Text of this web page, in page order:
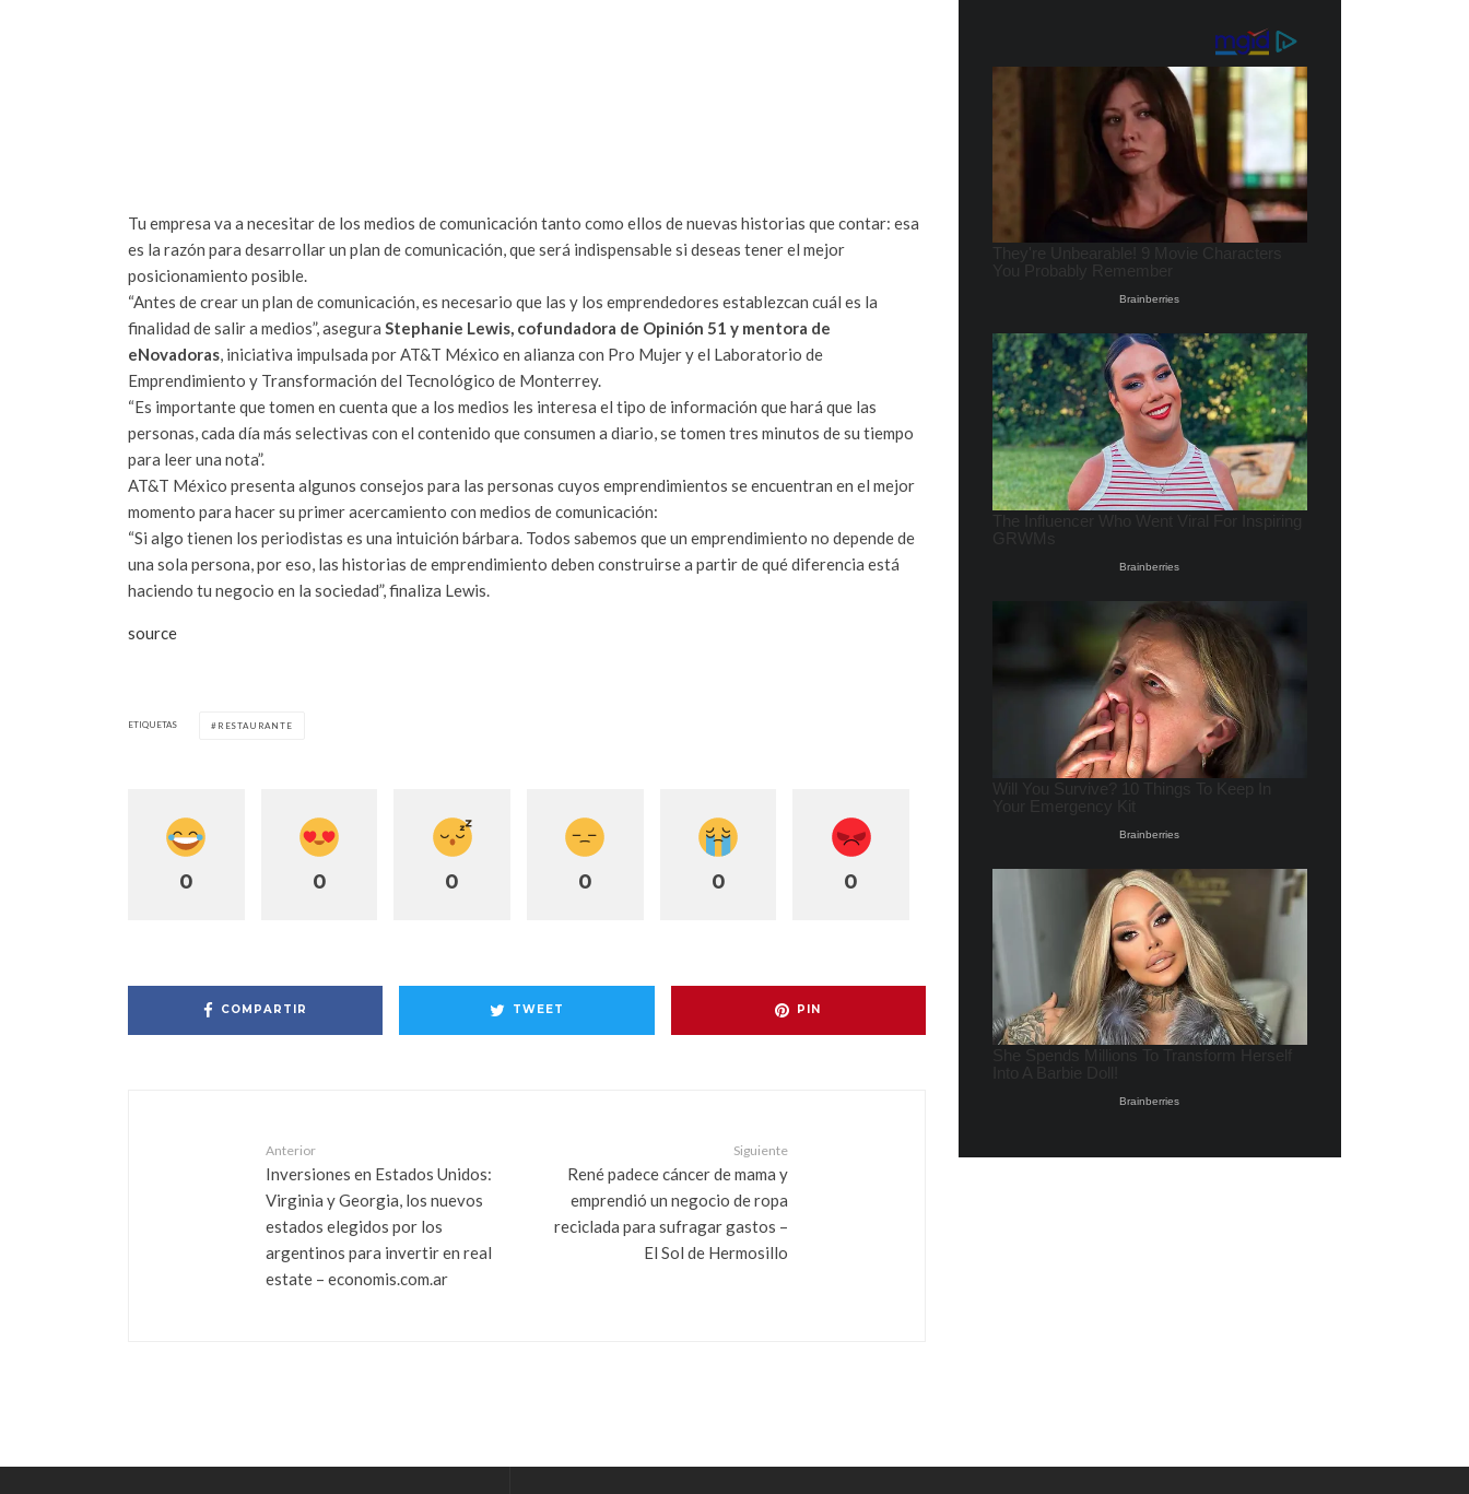
Tu empresa va a necesitar de los medios de comunicación tanto como ellos de nuevas historias que contar: esa
es la razón para desarrollar un plan de comunicación, que será indispensable si deseas tener el mejor
posicionamiento posible.
“Antes de crear un plan de comunicación, es necesario que las y los emprendedores establezcan cuál es la
finalidad de salir a medios”, asegura Stephanie Lewis, cofundadora de Opinión 51 y mentora de
eNovadoras, iniciativa impulsada por AT&T México en alianza con Pro Mujer y el Laboratorio de
Emprendimiento y Transformación del Tecnológico de Monterrey.
“Es importante que tomen en cuenta que a los medios les interesa el tipo de información que hará que las
personas, cada día más selectivas con el contenido que consumen a diario, se tomen tres minutos de su tiempo
para leer una nota”.
AT&T México presenta algunos consejos para las personas cuyos emprendimientos se encuentran en el mejor
momento para hacer su primer acercamiento con medios de comunicación:
“Si algo tienen los periodistas es una intuición bárbara. Todos sabemos que un emprendimiento no depende de
una sola persona, por eso, las historias de emprendimiento deben construirse a partir de qué diferencia está
haciendo tu negocio en la sociedad”, finaliza Lewis.
source
ETIQUETAS RESTAURANTE
0 0 0 0 0 0
COMPARTIR TWEET PIN
Anterior
Inversiones en Estados Unidos:
Virginia y Georgia, los nuevos
estados elegidos por los
argentinos para invertir en real
estate – economis.com.ar
Siguiente
René padece cáncer de mama y
emprendió un negocio de ropa
reciclada para sufragar gastos –
El Sol de Hermosillo